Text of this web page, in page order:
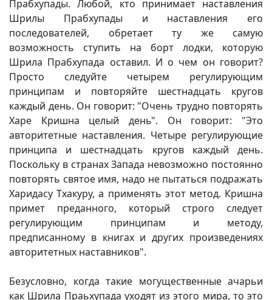
Прабхупады. Любой, кто принимает наставления
Шрилы Прабхупады и наставления его
последователей, обретает ту же самую
возможность ступить на борт лодки, которую
Шрила Прабхупада оставил. И о чем он говорит?
Просто следуйте четырем регулирующим
принципам и повторяйте шестнадцать кругов
каждый день. Он говорит: "Очень трудно повторять
Харе Кришна целый день". Он говорит: "Это
авторитетные наставления. Четыре регулирующие
принципа и шестнадцать кругов каждый день.
Поскольку в странах Запада невозможно постоянно
повторять святое имя, надо не пытаться подражать
Харидасу Тхакуру, а применять этот метод. Кришна
примет преданного, который строго следует
регулирующим принципам и методу,
предписанному в книгах и других произведениях
авторитетных наставников".
Безусловно, когда такие могущественные ачарьи
как Шрила Праьхупада уходят из этого мира, то это